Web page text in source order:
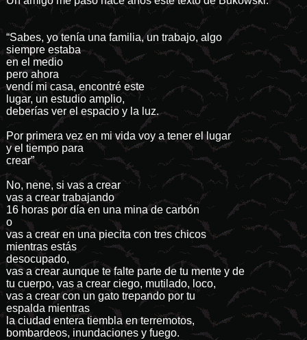
“Sabes, yo tenía una familia, un trabajo, algo
siempre estaba
en el medio
pero ahora
vendí mi casa, encontré este
lugar, un estudio amplio,
deberías ver el espacio y la luz.
Por primera vez en mi vida voy a tener el lugar
y el tiempo para
crear”
No, nene, si vas a crear
vas a crear trabajando
16 horas por día en una mina de carbón
o
vas a crear en una piecita con tres chicos
mientras estás
desocupado,
vas a crear aunque te falte parte de tu mente y de
tu cuerpo, vas a crear ciego, mutilado, loco,
vas a crear con un gato trepando por tu
espalda mientras
la ciudad entera tiembla en terremotos,
bombardeos, inundaciones y fuego.